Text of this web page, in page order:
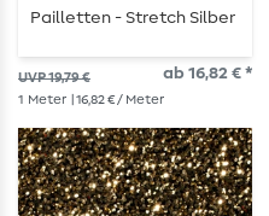
Pailletten - Stretch Silber
UVP 19,79 € ab 16,82 € *
1 Meter | 16,82 € / Meter